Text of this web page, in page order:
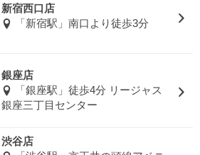
新宿西口店
「新宿駅」南口より徒歩3分
銀座店
「銀座駅」徒歩4分 リージャス
銀座三丁目センター
渋谷店